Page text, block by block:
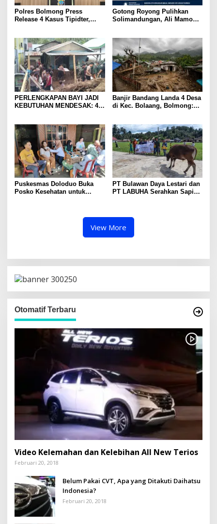
Polres Bolmong Press
Release 4 Kasus Tipidter,
Gotong Royong Pulihkan
Solimandungan, Ali Mamonto
PERLENGKAPAN BAYI JADI
KEBUTUHAN MENDESAK: 44
Bolmong
Banjir Bandang Landa 4 Desa
di Kec. Bolaang, Bolmong:
Puskesmas Doloduo Buka
Posko Kesehatan untuk
PT Bulawan Daya Lestari dan
PT LABUHA Serahkan Sapi
View More
Otomatif Terbaru
Video Kelemahan dan Kelebihan All New Terios
Februari 20, 2018
Belum Pakai CVT, Apa yang Ditakuti Daihatsu
Indonesia?
Februari 20, 2018